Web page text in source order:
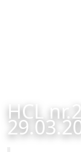
HCL